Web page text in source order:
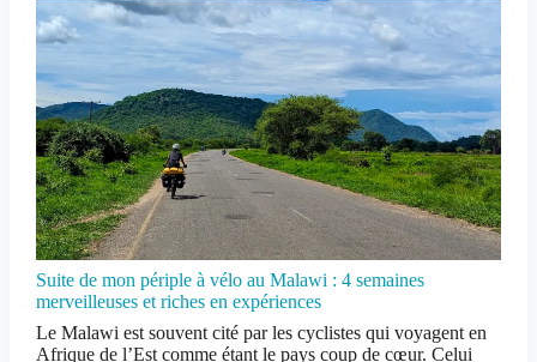
Suite de mon périple à vélo au Malawi : 4 semaines
merveilleuses et riches en expériences
Le Malawi est souvent cité par les cyclistes qui voyagent en
Afrique de l’Est comme étant le pays coup de cœur. Celui